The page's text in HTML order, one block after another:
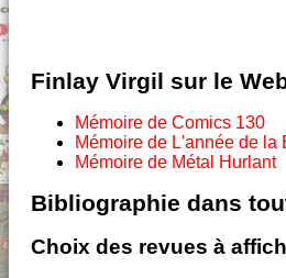
Finlay Virgil sur le
Mémoire de Comics 130
Mémoire de L'année de la
Mémoire de Métal Hurlant
Bibliographie dans
Choix des revues à